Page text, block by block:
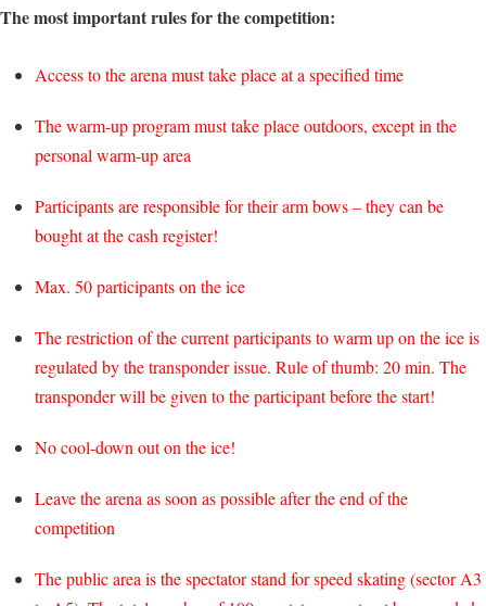
The most important rules for the competition:
Access to the arena must take place at a specified time
The warm-up program must take place outdoors, except in the
personal warm-up area
Participants are responsible for their arm bows – they can be
bought at the cash register!
Max. 50 participants on the ice
The restriction of the current participants to warm up on the ice is
regulated by the transponder issue. Rule of thumb: 20 min. The
transponder will be given to the participant before the start!
No cool-down out on the ice!
Leave the arena as soon as possible after the end of the
competition
The public area is the spectator stand for speed skating (sector A3